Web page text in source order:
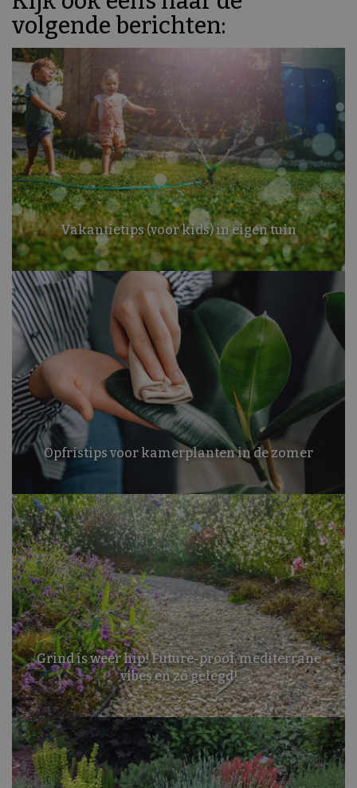
volgende berichten:
Vakantietips (voor kids) in eigen tuin
Opfristips voor kamerplanten in de zomer
Grind is weer hip! Future-proof, mediterrane
vibes en zó gelegd!